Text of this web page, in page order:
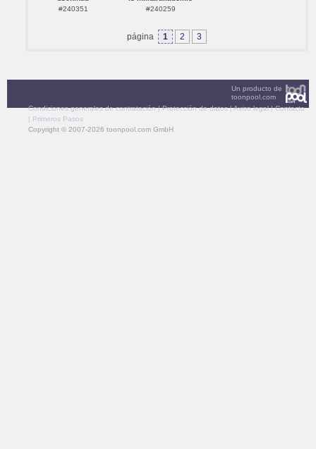
#240351
#240259
página 1 2 3
Un producto de
toonpool.com
Condiciones generales de contratación|Protección de datos|Aviso legal|Contacto
| Primeros Pasos
Copyright © 2007-2026 toonpool.com GmbH